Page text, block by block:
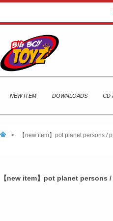
NEW ITEM DOWNLOADS CD
> 【new item】pot planet persons /
【new item】pot planet persons